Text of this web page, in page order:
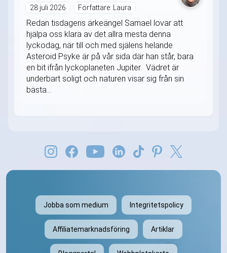
28 juli 2026 Författare: Laura
Redan tisdagens ärkeängel Samael lovar att
hjälpa oss klara av det allra mesta denna
lyckodag, när till och med själens helande
Asteroid Psyke är på vår sida där han står, bara
en bit ifrån lyckoplaneten Jupiter. Vädret är
underbart soligt och naturen visar sig från sin
bästa...
Jobba som medium Integritetspolicy
Affiliatemarknadsföring Artiklar